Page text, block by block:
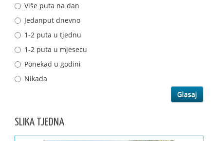
Više puta na dan
Jedanput dnevno
1-2 puta u tjednu
1-2 puta u mjesecu
Ponekad u godini
Nikada
SLIKA TJEDNA